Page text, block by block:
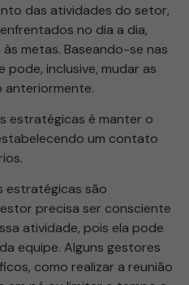
das atividades do setor,
no dia a dia,
metas. Baseando-se nas
pode, inclusive, mudar as
anteriormente.
estratégicas é manter o
um contato
estratégicas são
precisa ser consciente
atividade, pois ela pode
equipe. Alguns gestores
como realizar a reunião